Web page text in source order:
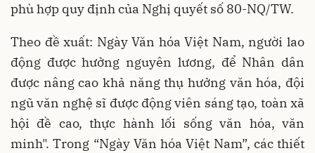
phù hợp quy định của Nghị quyết số 80-NQ/TW.
Theo đề xuất: Ngày Văn hóa Việt Nam, người lao
động được hưởng nguyên lương, để Nhân dân
được nâng cao khả năng thụ hưởng văn hóa, đội
ngũ văn nghệ sĩ được động viên sáng tạo, toàn xã
hội đề cao, thực hành lối sống văn hóa, văn
minh". Trong “Ngày Văn hóa Việt Nam”, các thiết